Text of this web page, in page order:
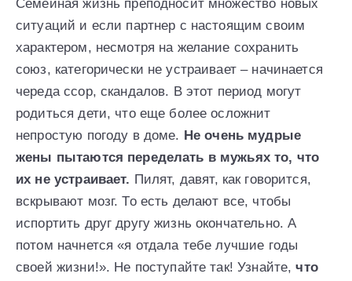
Семейная жизнь преподносит множество новых
ситуаций и если партнер с настоящим своим
характером, несмотря на желание сохранить
союз, категорически не устраивает – начинается
череда ссор, скандалов. В этот период могут
родиться дети, что еще более осложнит
непростую погоду в доме. Не очень мудрые
жены пытаются переделать в мужьях то, что
их не устраивает. Пилят, давят, как говорится,
вскрывают мозг. То есть делают все, чтобы
испортить друг другу жизнь окончательно. А
потом начнется «я отдала тебе лучшие годы
своей жизни!». Не поступайте так! Узнайте,что